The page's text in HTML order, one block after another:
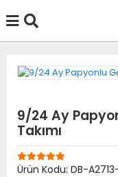
9/24 Ay
Takımı
Ürün Kodu: DB-